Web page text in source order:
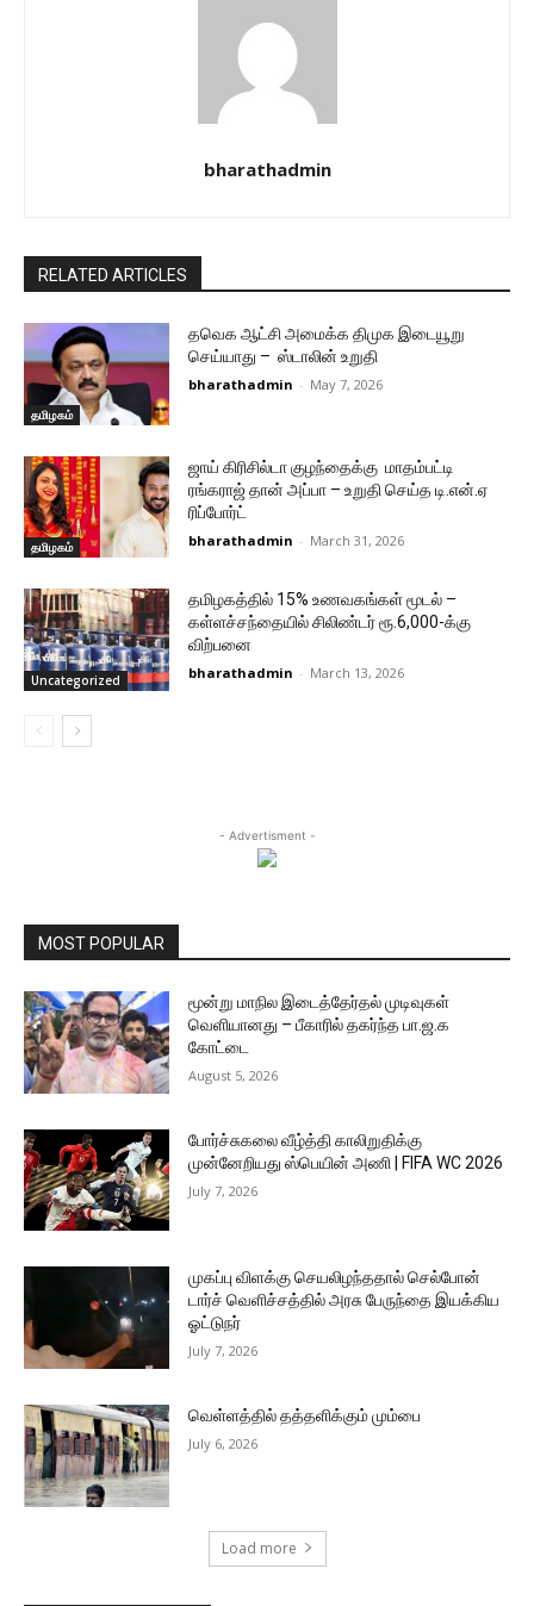
bharathadmin
RELATED ARTICLES
தமிழகம்
தவெக ஆட்சி அமைக்க திமுக இடையூறு
செய்யாது – ஸ்டாலின் உறுதி
bharathadmin - May 7, 2026
தமிழகம்
ஜாய் கிரிசில்டா குழந்தைக்கு மாதம்பட்டி
ரங்கராஜ் தான் அப்பா – உறுதி செய்த டி.என்.ஏ
ரிப்போர்ட்
bharathadmin - March 31, 2026
Uncategorized
தமிழகத்தில் 15% உணவகங்கள் மூடல் –
கள்ளச்சந்தையில் சிலிண்டர் ரூ.6,000-க்கு
விற்பனை
bharathadmin - March 13, 2026
- Advertisment -
MOST POPULAR
மூன்று மாநில இடைத்தேர்தல் முடிவுகள்
வெளியானது – பீகாரில் தகர்ந்த பா.ஜ.க
கோட்டை
August 5, 2026
போர்ச்சுகலை வீழ்த்தி காலிறுதிக்கு
முன்னேறியது ஸ்பெயின் அணி | FIFA WC 2026
July 7, 2026
முகப்பு விளக்கு செயலிழந்ததால் செல்போன்
டார்ச் வெளிச்சத்தில் அரசு பேருந்தை இயக்கிய
ஓட்டுநர்
July 7, 2026
வெள்ளத்தில் தத்தளிக்கும் மும்பை
July 6, 2026
Load more